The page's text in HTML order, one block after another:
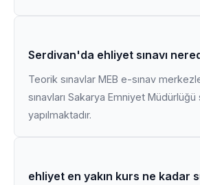
Serdivan'da ehliyet sınavı
Teorik sınavlar MEB e-sınav
sınavları Sakarya Emniyet Müdürlüğü
yapılmaktadır.
ehliyet en yakın kurs ne kadar